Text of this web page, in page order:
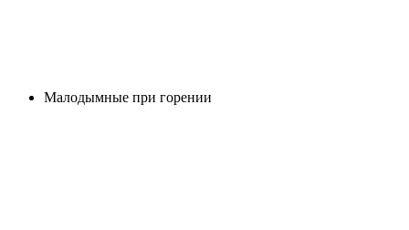
Малодымные при горении